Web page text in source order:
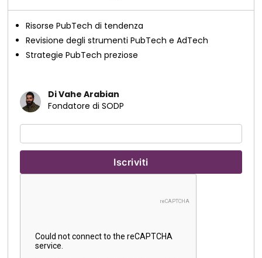
Risorse PubTech di tendenza
Revisione degli strumenti PubTech e AdTech
Strategie PubTech preziose
Di Vahe Arabian
Fondatore di SODP